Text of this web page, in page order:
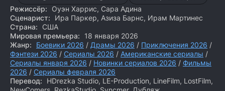
Режиссёр:
Оуэн Харрис, Сара Адина
Сценарист:
Ира Паркер, Азиза Барнс, Ирам Мартинес
Страна:
США
Мировая премьера:
18 января 2026
Жанр:
Боевики 2026 / Драмы 2026 / Приключения 2026 /
Фэнтези 2026 / Сериалы 2026 / Американские сериалы /
Сериалы января 2026 / Новинки сериалов 2026 / Фильмы
2026 / Сериалы февраля 2026
Перевод:
HDrezka Studio, LE-Production, LineFilm, LostFilm,